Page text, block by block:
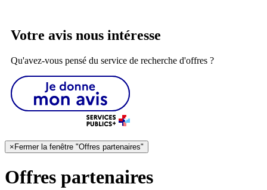
Votre avis nous intéresse
Qu'avez-vous pensé du service de recherche d'offres ?
× Fermer la fenêtre "Offres partenaires"
Offres partenaires